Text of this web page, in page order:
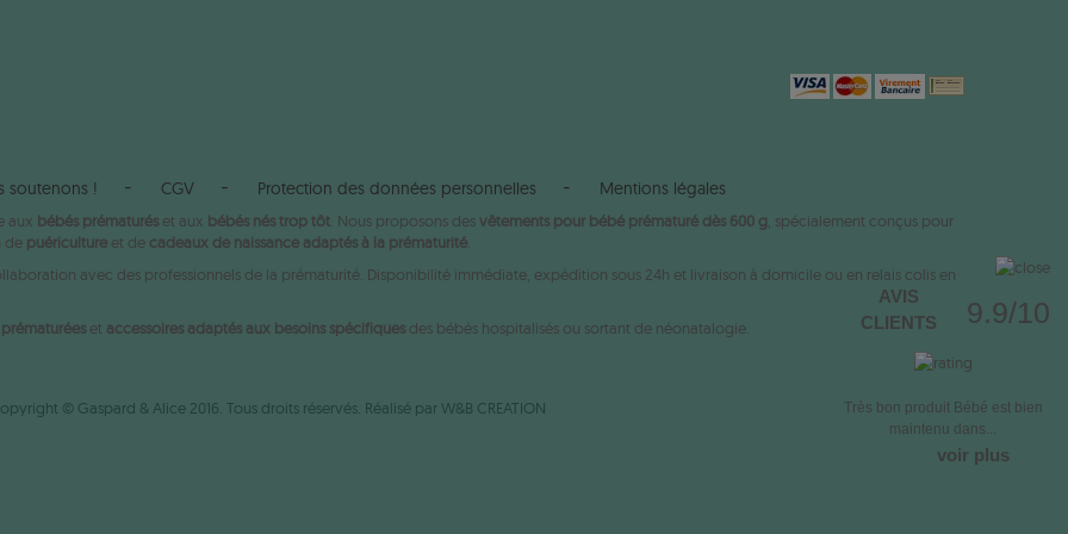
AVIS
CLIENTS
9.9/10
Très bon produit Bébé est bien
maintenu dans...
voir plus
soutenons ! CGV Protection des données personnelles Mentions légales
aux bébés prématurés et aux bébés nés trop tôt . Nous proposons des vêtements pour bébé prématuré dès 600 g , spécialement conçus pour
de puériculture et de cadeaux de naissance adaptés à la prématurité
avec des professionnels de la prématurité. Disponibilité immédiate, expédition sous 24h et livraison à domicile ou en relais colis en
et accessoires adaptés aux besoins spécifiques des bébés hospitalisés ou sortant de néonatalogie.
© Gaspard & Alice 2016. Tous droits réservés. Réalisé par W&B CREATION